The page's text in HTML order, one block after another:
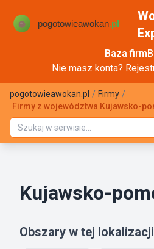
Baza firm
Nie masz konta?
pogotowieawokan.pl / Firmy /
Firmy z województwa Kujawsko-
Kujawsko-
Obszary w tej